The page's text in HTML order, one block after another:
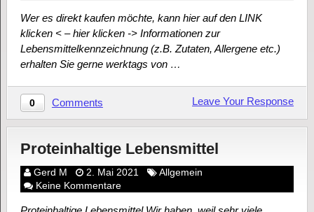
Wer es direkt kaufen möchte, kann hier auf den LINK
klicken < – hier klicken -> Informationen zur
Lebensmittelkennzeichnung (z.B. Zutaten, Allergene etc.)
erhalten Sie gerne werktags von …
0 Comments Leave Your Response
Proteinhaltige Lebensmittel
Gerd M 2. Mai 2021
Allgemein
Keine Kommentare